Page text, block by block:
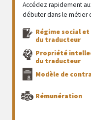
Accédez rapidement
débuter dans le métier
Régime social
du traducteur
Propriété
du traducteur
Modèle de
Rémunération